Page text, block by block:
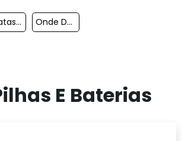
Sucatas De Baterias Onde Descartar Baterias
E Baterias